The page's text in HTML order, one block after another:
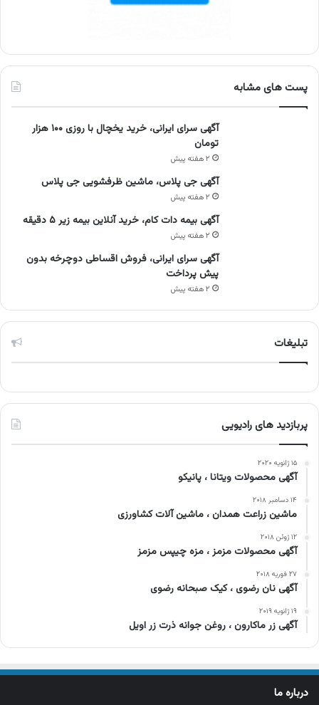
پست های مشابه
آگهی سرای ایرانی، خرید یخچال با روزی ۱۰۰ هزار
تومان
۲ هفته پیش
آگهی جی پلاس، ماشین ظرفشویی جی پلاس
۲ هفته پیش
آگهی بیمه دات کام، خرید آنلاین بیمه زیر ۵ دقیقه
۲ هفته پیش
آگهی سرای ایرانی، فروش اقساطی دوچرخه بدون
پیش پرداخت
۲ هفته پیش
تبلیغات
پربازدید های رادیویی
۱۵ ژانویه ۲۰۲۰
آگهی محصولات ویتانا ، پانیکو
۱۴ دسامبر ۲۰۱۸
ماشین زراعت همدان ، ماشین آلات کشاورزی
۱۲ ژوئن ۲۰۱۸
آگهی محصولات مزمز ، مزه چیپس مزمز
۲۷ فوریه ۲۰۱۸
آگهی نان رضوی ، کیک صبحانه رضوی
۱۹ ژانویه ۲۰۱۹
آگهی زر ماکارون ، روغن جوانه ذرت زر اویل
درباره ما